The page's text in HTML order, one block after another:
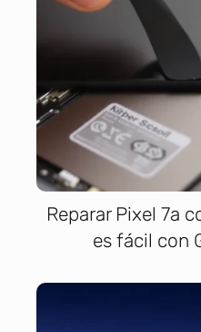
Reparar Pixel 7a
es fácil con